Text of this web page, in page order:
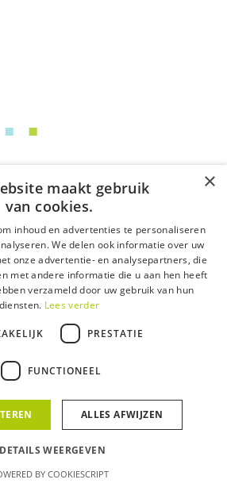
×
maakt gebruik
van cookies.
inhoud en advertenties te personaliseren
We delen ook informatie over uw
onze advertentie- en analysepartners, die
met andere informatie die u aan hen heeft
verzameld door uw gebruik van hun
diensten. Lees verder
PRESTATIE
FUNCTIONEEL
ALLES AFWIJZEN
DETAILS WEERGEVEN
BY COOKIESCRIPT